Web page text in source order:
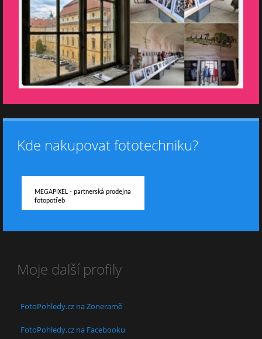
Kde nakupovat fototechniku?
MEGAPIXEL - partnerská prodejna
fotopotřeb
Moje další profily
FotoPohledy.cz na Zoneramě
FotoPohledy.cz na Facebooku